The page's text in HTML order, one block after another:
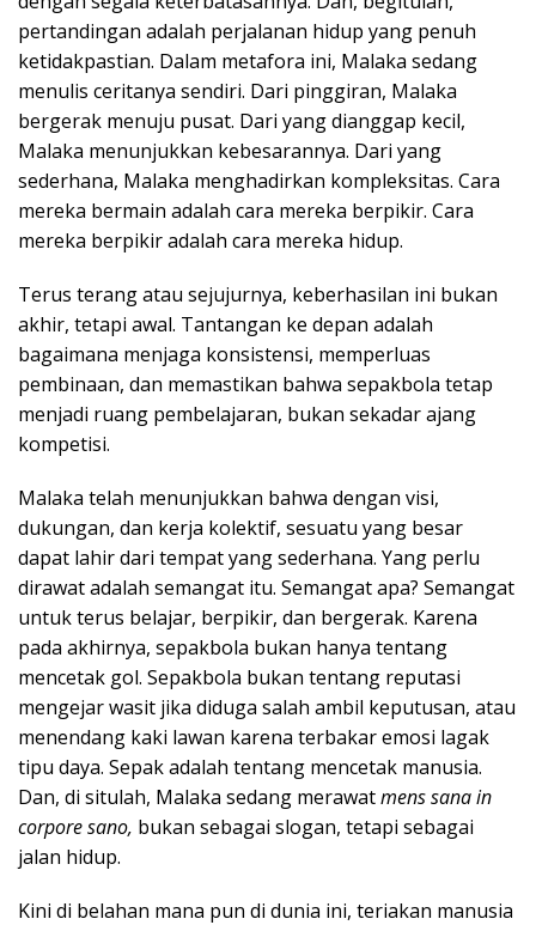
pertandingan adalah perjalanan hidup yang penuh
ketidakpastian. Dalam metafora ini, Malaka sedang
menulis ceritanya sendiri. Dari pinggiran, Malaka
bergerak menuju pusat. Dari yang dianggap kecil,
Malaka menunjukkan kebesarannya. Dari yang
sederhana, Malaka menghadirkan kompleksitas. Cara
mereka bermain adalah cara mereka berpikir. Cara
mereka berpikir adalah cara mereka hidup.
Terus terang atau sejujurnya, keberhasilan ini bukan
akhir, tetapi awal. Tantangan ke depan adalah
bagaimana menjaga konsistensi, memperluas
pembinaan, dan memastikan bahwa sepakbola tetap
menjadi ruang pembelajaran, bukan sekadar ajang
kompetisi.
Malaka telah menunjukkan bahwa dengan visi,
dukungan, dan kerja kolektif, sesuatu yang besar
dapat lahir dari tempat yang sederhana. Yang perlu
dirawat adalah semangat itu. Semangat apa? Semangat
untuk terus belajar, berpikir, dan bergerak. Karena
pada akhirnya, sepakbola bukan hanya tentang
mencetak gol. Sepakbola bukan tentang reputasi
mengejar wasit jika diduga salah ambil keputusan, atau
menendang kaki lawan karena terbakar emosi lagak
tipu daya. Sepak adalah tentang mencetak manusia.
Dan, di situlah, Malaka sedang merawatmens sana in
corpore sano, bukan sebagai slogan, tetapi sebagai
jalan hidup.
Kini di belahan mana pun di dunia ini, teriakan manusia